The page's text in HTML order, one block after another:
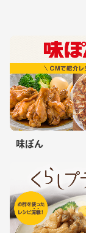
味ぽん